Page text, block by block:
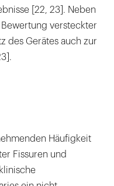
[22, 23]. Neben
versteckter
des Gerätes auch zur
Häufigkeit
Fissuren und